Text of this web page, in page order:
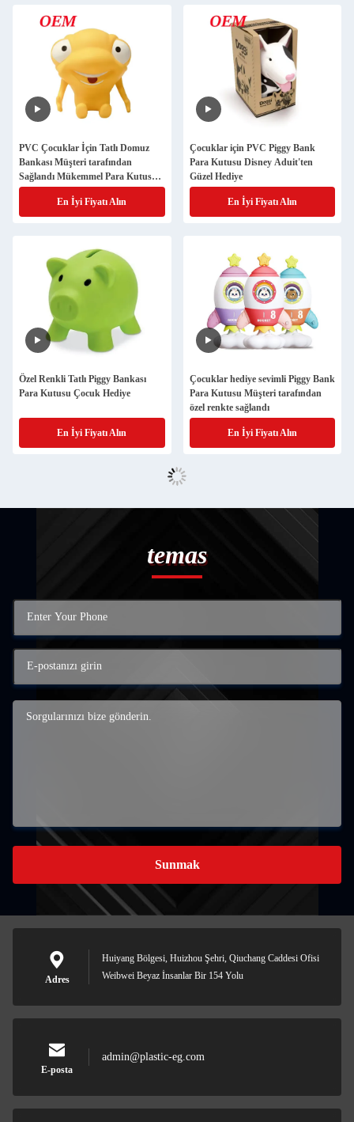
PVC Çocuklar İçin Tatlı Domuz
Bankası Müşteri tarafından
Sağlandı Mükemmel Para Kutusu
Hediye
En İyi Fiyatı Alın
Çocuklar için PVC Piggy Bank
Para Kutusu Disney Aduit'ten
Güzel Hediye
En İyi Fiyatı Alın
Özel Renkli Tatlı Piggy Bankası
Para Kutusu Çocuk Hediye
En İyi Fiyatı Alın
Çocuklar hediye sevimli Piggy Bank
Para Kutusu Müşteri tarafından
özel renkte sağlandı
En İyi Fiyatı Alın
temas
Sunmak
Adres
Huiyang Bölgesi, Huizhou Şehri, Qiuchang Caddesi Ofisi
Weibwei Beyaz İnsanlar Bir 154 Yolu
E-posta
admin@plastic-eg.com